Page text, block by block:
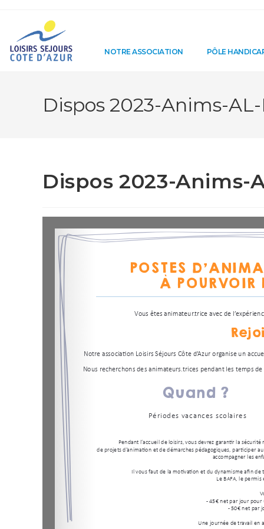
NOTRE ASSOCIATION PÔLE
Dispos 2023-Anims-
Dispos 2023-Anims-